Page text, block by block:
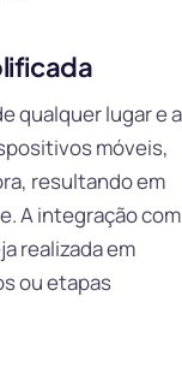
qualquer lugar e a
móveis,
resultando em
A integração com
realizada em
ou etapas